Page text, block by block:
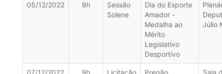
05/12/2022 9h
Sessão
Solene
Dia do Esporte
Amador -
Medalha ao
Mérito
Legislativo
Desportivo
Júlio
07/12/2022 9h Licitação
Pregão
Sala